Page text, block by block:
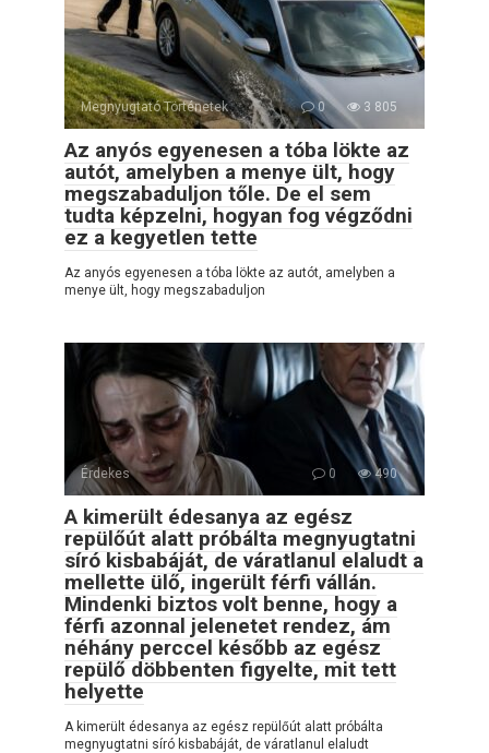
Megnyugtató Történetek 0 3 805
Az anyós egyenesen a tóba lökte az
autót, amelyben a menye ült, hogy
megszabaduljon tőle. De el sem
tudta képzelni, hogyan fog végződni
ez a kegyetlen tette
Az anyós egyenesen a tóba lökte az autót, amelyben a
menye ült, hogy megszabaduljon
Érdekes 0 490
A kimerült édesanya az egész
repülőút alatt próbálta megnyugtatni
síró kisbabáját, de váratlanul elaludt a
mellette ülő, ingerült férfi vállán.
Mindenki biztos volt benne, hogy a
férfi azonnal jelenetet rendez, ám
néhány perccel később az egész
repülő döbbenten figyelte, mit tett
helyette
A kimerült édesanya az egész repülőút alatt próbálta
megnyugtatni síró kisbabáját, de váratlanul elaludt